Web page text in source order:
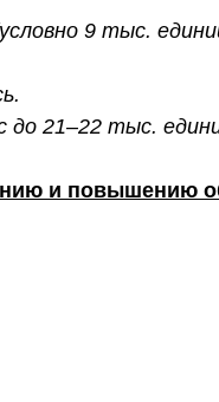
9 тыс.
до 21–22 тыс.
и повышению